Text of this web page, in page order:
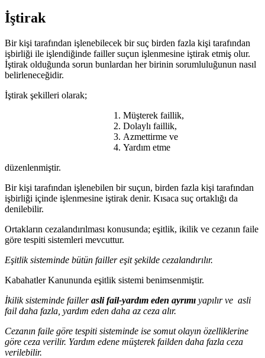
İştirak
Bir kişi tarafından işlenebilecek bir suç birden fazla kişi tarafından
işbirliği ile işlendiğinde failler suçun işlenmesine iştirak etmiş olur.
İştirak olduğunda sorun bunlardan her birinin sorumluluğunun nasıl
belirleneceğidir.
İştirak şekilleri olarak;
Müşterek faillik,
Dolaylı faillik,
Azmettirme ve
Yardım etme
düzenlenmiştir.
Bir kişi tarafından işlenebilen bir suçun, birden fazla kişi tarafından
işbirliği içinde işlenmesine iştirak denir. Kısaca suç ortaklığı da
denilebilir.
Ortakların cezalandırılması konusunda; eşitlik, ikilik ve cezanın faile
göre tespiti sistemleri mevcuttur.
Eşitlik sisteminde bütün failler eşit şekilde cezalandırılır.
Kabahatler Kanununda eşitlik sistemi benimsenmiştir.
İkilik sisteminde faillerasli fail-yardım eden ayrımı yapılır ve asli
fail daha fazla, yardım eden daha az ceza alır.
Cezanın faile göre tespiti sisteminde ise somut olayın özelliklerine
göre ceza verilir. Yardım edene müşterek failden daha fazla ceza
verilebilir.